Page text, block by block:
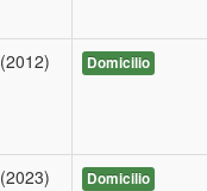
(2012) Domicilio
(2023) Domicilio